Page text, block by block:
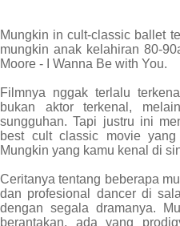
Mungkin in cult-classic ballet
mungkin anak kelahiran 80-
Moore - I Wanna Be with You.
Filmnya nggak terlalu
bukan aktor terkenal,
sungguhan. Tapi justru ini
best cult classic movie yang
Mungkin yang kamu kenal di
Ceritanya tentang beberapa
dan profesional dancer di
dengan segala dramanya.
berantakan, ada yang